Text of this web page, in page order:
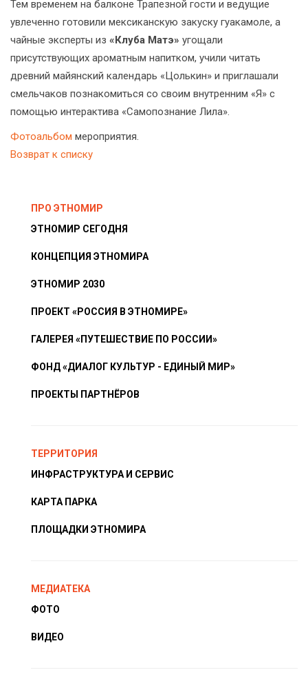
Тем временем на балконе Трапезной гости и ведущие
увлеченно готовили мексиканскую закуску гуакамоле, а
чайные эксперты из «Клуба Матэ» угощали
присутствующих ароматным напитком, учили читать
древний майянский календарь «Цолькин» и приглашали
смельчаков познакомиться со своим внутренним «Я» с
помощью интерактива «Самопознание Лила».
Фотоальбом мероприятия.
Возврат к списку
ПРО ЭТНОМИР
ЭТНОМИР СЕГОДНЯ
КОНЦЕПЦИЯ ЭТНОМИРА
ЭТНОМИР 2030
ПРОЕКТ «РОССИЯ В ЭТНОМИРЕ»
ГАЛЕРЕЯ «ПУТЕШЕСТВИЕ ПО РОССИИ»
ФОНД «ДИАЛОГ КУЛЬТУР - ЕДИНЫЙ МИР»
ПРОЕКТЫ ПАРТНЁРОВ
ТЕРРИТОРИЯ
ИНФРАСТРУКТУРА И СЕРВИС
КАРТА ПАРКА
ПЛОЩАДКИ ЭТНОМИРА
МЕДИАТЕКА
ФОТО
ВИДЕО